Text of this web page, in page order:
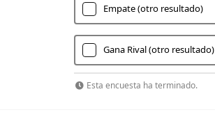
Empate (otro resultado)
Gana Rival (otro resultado)
Esta encuesta ha terminado.